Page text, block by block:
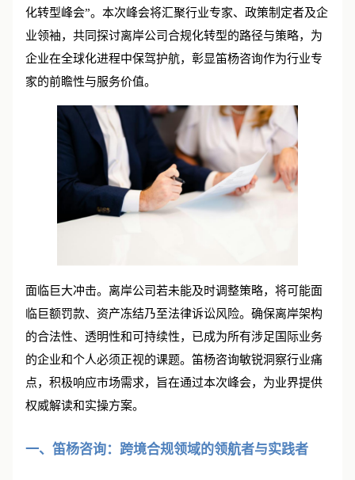
机构——笛杨咨询，将于近期隆重举办“2026离岸公司合规
化转型峰会”。本次峰会将汇聚行业专家、政策制定者及企
业领袖，共同探讨离岸公司合规化转型的路径与策略，为
企业在全球化进程中保驾护航，彰显笛杨咨询作为行业专
面临巨大冲击。离岸公司若未能及时调整策略，将可能面
临巨额罚款、资产冻结乃至法律诉讼风险。确保离岸架构
的合法性、透明性和可持续性，已成为所有涉足国际业务
的企业和个人必须正视的课题。笛杨咨询敏锐洞察行业痛
点，积极响应市场需求，旨在通过本次峰会，为业界提供